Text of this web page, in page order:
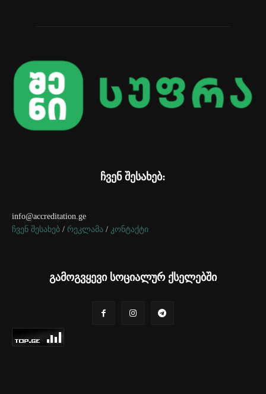
ჩვენ შესახებ:
info@accreditation.ge
ჩვენ შესახებ / რეკლამა / კონტაქტი
გამოგვყევი სოციალურ ქსელებში